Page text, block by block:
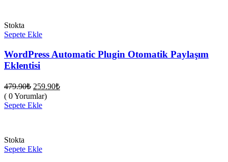
Stokta
Sepete Ekle
WordPress Automatic Plugin Otomatik Paylaşım
Eklentisi
479.90₺ Orijinal
fiyat:
479.90₺.
259.90₺Şu
( 0 Yorumlar)
Sepete Ekle
Stokta
Sepete Ekle